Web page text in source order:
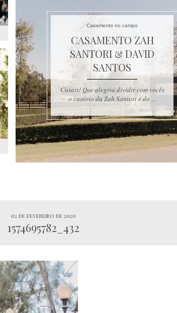
Casamento no campo
CASAMENTO ZAH
SANTORI & DAVID
SANTOS
Casais! Que alegria dividir com vocês
o casório da Zah Santori e do ...
02 de fevereiro de 2020
1574695782_432